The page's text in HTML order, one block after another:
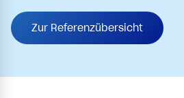
Zur Referenzübersicht